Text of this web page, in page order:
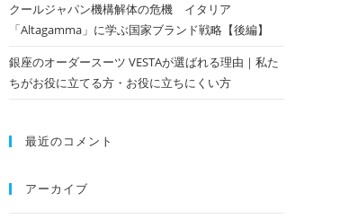
クールジャパン機構解体の危機 イタリア
「Altagamma」に学ぶ国家ブランド戦略【後編】
銀座のオーダースーツ VESTAが選ばれる理由｜私た
ちがお役に立てる方・お役に立ちにくい方
最近のコメント
アーカイブ